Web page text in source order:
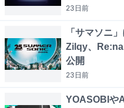
23日前
「サマソニ
Zilqy、
公開
23日前
YOASOBIや